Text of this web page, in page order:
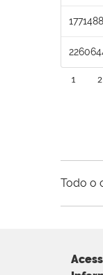
1771488
1 2
Todo o